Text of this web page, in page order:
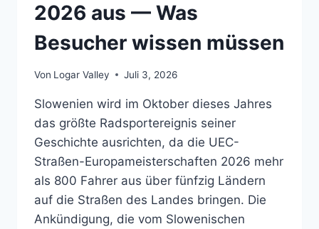
2026 aus — Was
Besucher wissen müssen
Von Logar Valley Juli 3, 2026
Slowenien wird im Oktober dieses Jahres
das größte Radsportereignis seiner
Geschichte ausrichten, da die UEC-
Straßen-Europameisterschaften 2026 mehr
als 800 Fahrer aus über fünfzig Ländern
auf die Straßen des Landes bringen. Die
Ankündigung, die vom Slowenischen